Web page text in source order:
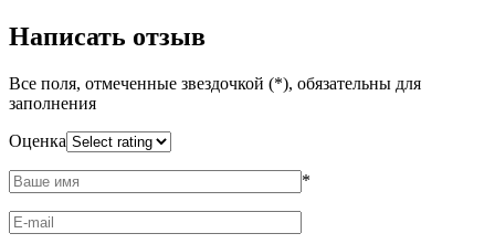
Написать отзыв
Все поля, отмеченные звездочкой (*), обязательны для
заполнения
Оценка
*